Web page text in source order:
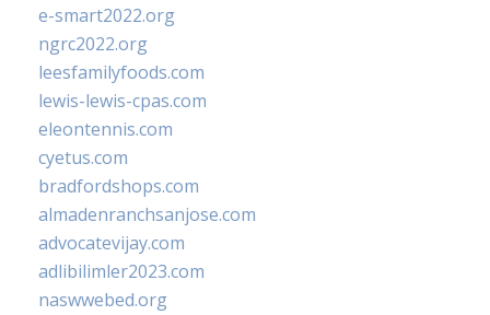
e-smart2022.org
ngrc2022.org
leesfamilyfoods.com
lewis-lewis-cpas.com
eleontennis.com
cyetus.com
bradfordshops.com
almadenranchsanjose.com
advocatevijay.com
adlibilimler2023.com
naswwebed.org